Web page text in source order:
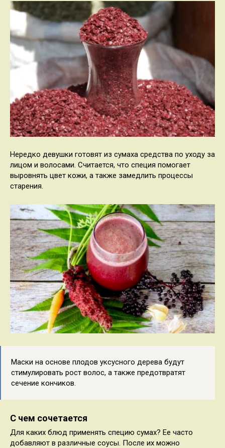
Нередко девушки готовят из сумаха средства по уходу за
лицом и волосами. Считается, что специя помогает
выровнять цвет кожи, а также замедлить процессы
старения.
Маски на основе плодов уксусного дерева будут
стимулировать рост волос, а также предотвратят
сечение кончиков.
С чем сочетается
Для каких блюд применять специю сумах? Ее часто
добавляют в различные соусы. После их можно